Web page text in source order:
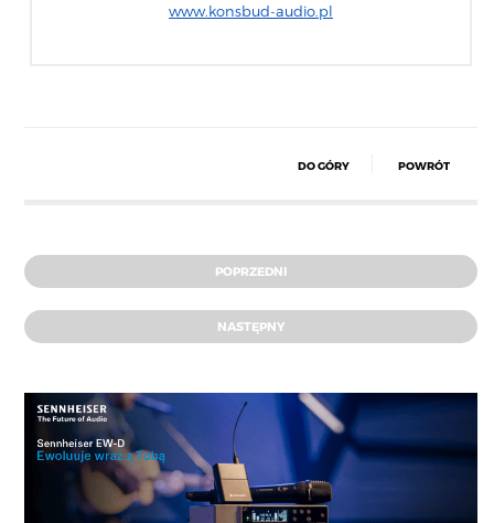
www.konsbud-audio.pl
DO GÓRY POWRÓT
POPRZEDNI
NASTĘPNY